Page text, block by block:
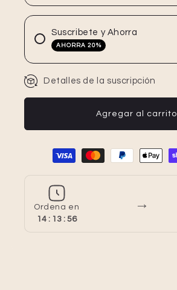
Suscribete y Ahorra
AHORRA 20%
Detalles de la suscripción
Agregar al carrito
Formas de pago
Ordena en
14 : 13 : 55
→